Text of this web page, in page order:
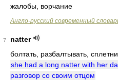
жалобы, ворчание
Англо-русский современный
7
natter
болтать, разбалтывать,
she had a long natter with her
разговор со своим отцом